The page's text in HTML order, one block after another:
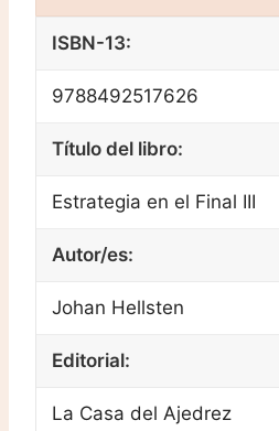
ISBN-13:
9788492517626
Título del libro:
Estrategia en el Final III
Autor/es:
Johan Hellsten
Editorial:
La Casa del Ajedrez